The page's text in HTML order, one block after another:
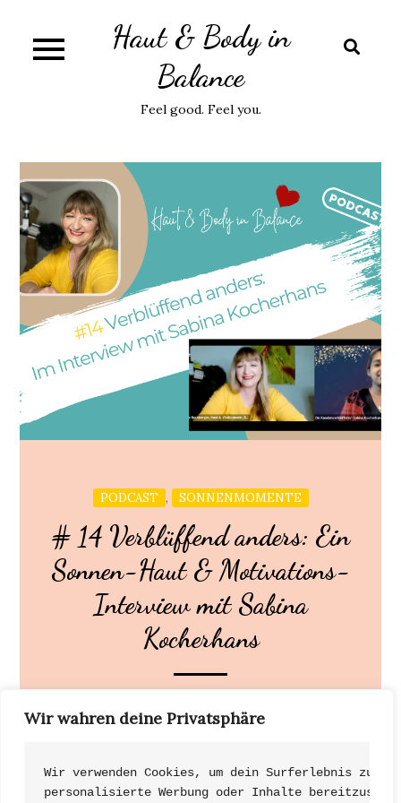
Wir wahren deine Privatsphäre
Wir verwenden Cookies, um dein Surferlebnis zu
personalisierte Werbung oder Inhalte
content
Haut & Body in
Balance
Feel good. Feel you.
PODCAST , SONNENMOMENTE
# 14 Verblüffend anders: Ein
Sonnen-Haut & Motivations-
Interview mit Sabina
Kocherhans
„SIE“. kommt aus Sri Lanka und wurde aufgrund